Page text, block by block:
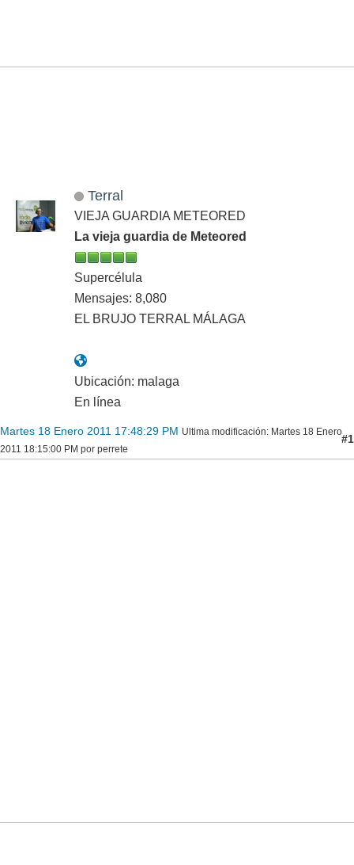
Terral
VIEJA GUARDIA METEORED
La vieja guardia de Meteored
Supercélula
Mensajes: 8,080
EL BRUJO TERRAL MÁLAGA
Ubicación: malaga
En línea
Martes 18 Enero 2011 17:48:29 PM Ultima modificación: Martes 18 Enero
2011 18:15:00 PM por perrete
#1